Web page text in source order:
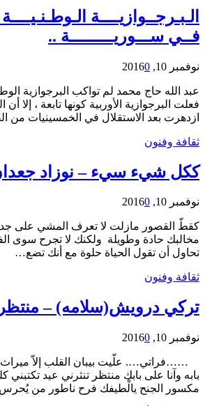
الـبـرجــوازيــــة
فــي ســـوريـــــــــة ..
نوفمبر 10, 2016 0
عبد الله حاج محمد لم تواكب البرجوازية
فعلت البرجوازية الأوربية كونها تابعة ، إلا
ازدهرت بعد الاستقلال في الخمسينيات من
ثقافة وفنون
ككل شيء سيء – نوزاد
نوفمبر 10, 2016 0
كقطّ القصور مازلت لا تعرف المشي على
مخالبك حادة وطويلة ولكنك لا تجرح سوى
تحاول أن تقول الحياة حلوة مع أنك تضع…
ثقافة وفنون
تركي درويش(سلامه) – منتظر
نوفمبر 10, 2016 0
……فراتي…. علّيت بيبان القلب إلاّ ميراث
بابه وآنا على بابك منتظر تنثرني عيد
مكسور الجنح يالْطيفك فرح ناطور من يُحرس